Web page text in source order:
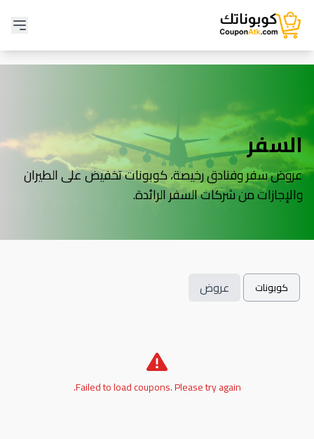
السفر
عروض سفر وفنادق رخيصة، كوبونات تخفيض على الطيران
والإجازات من شركات السفر الرائدة.
كوبونات عروض
Failed to load coupons. Please try again.